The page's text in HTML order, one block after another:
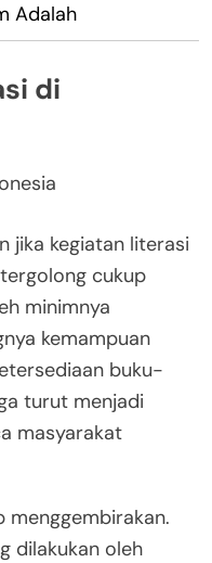
Adalah
di
jika kegiatan literasi
cukup
minimnya
kemampuan
buku-
turut menjadi
masyarakat
menggembirakan.
dilakukan oleh